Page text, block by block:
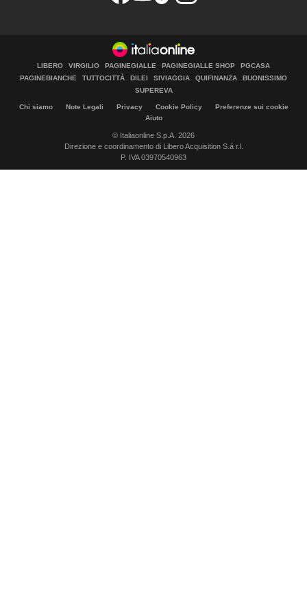
LIBERO VIRGILIO PAGINEGIALLE PAGINEGIALLE SHOP
PGCASA
PAGINEBIANCHE
TUTTOCITTÀ DILEI SIVIAGGIA QUIFINANZA
BUONISSIMO
SUPEREVA
Chi siamo Note Legali Privacy Cookie Policy
Preferenze sui cookie
Aiuto
© Italiaonline S.p.A. 2026
Direzione e coordinamento di Libero Acquisition S.á r.l.
P. IVA 03970540963